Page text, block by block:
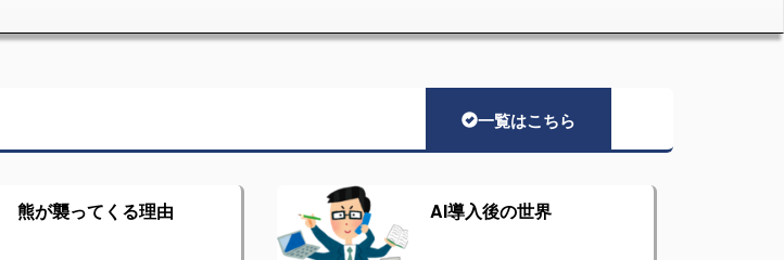
一覧はこちら
熊が襲ってくる理由 AI導入後の世界